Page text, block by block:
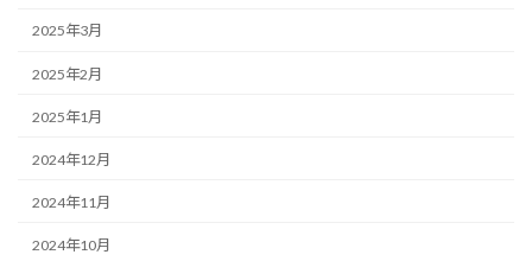
2025年3月
2025年2月
2025年1月
2024年12月
2024年11月
2024年10月